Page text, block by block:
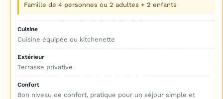
Famille de 4 personnes ou 2 adultes + 2 enfants
Cuisine
Cuisine équipée ou kitchenette
Extérieur
Terrasse privative
Confort
Bon niveau de confort, pratique pour un séjour simple et